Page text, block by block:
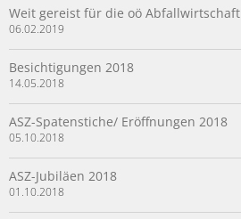
Weit gereist für die oö Abfallwirtschaft
06.02.2019
Besichtigungen 2018
14.05.2018
ASZ-Spatenstiche/ Eröffnungen 2018
05.10.2018
ASZ-Jubiläen 2018
01.10.2018